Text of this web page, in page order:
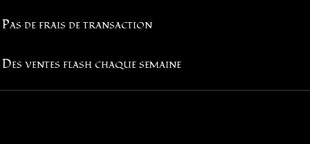
Pas de frais de transaction
Des ventes flash chaque semaine